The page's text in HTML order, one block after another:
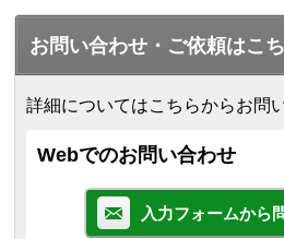
お問い合わせ・ご依頼はこ
詳細についてはこちらからお問
Webでのお問い合わせ
入力フォームから